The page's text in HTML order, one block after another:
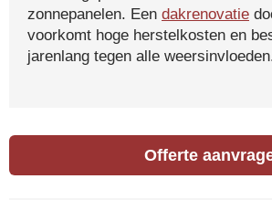
zonnepanelen. Een dakrenovatie
voorkomt hoge herstelkosten en
jarenlang tegen alle
Offerte